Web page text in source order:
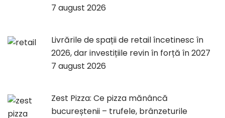
7 august 2026
Livrările de spații de retail încetinesc în
2026, dar investițiile revin în forță în 2027
7 august 2026
Zest Pizza: Ce pizza mănâncă
bucureștenii – trufele, brânzeturile